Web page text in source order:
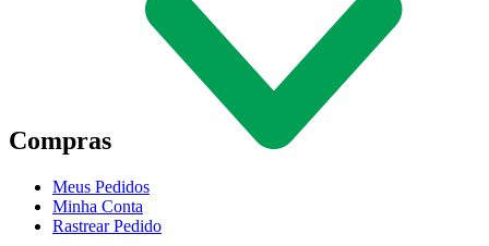
Compras
Meus Pedidos
Minha Conta
Rastrear Pedido